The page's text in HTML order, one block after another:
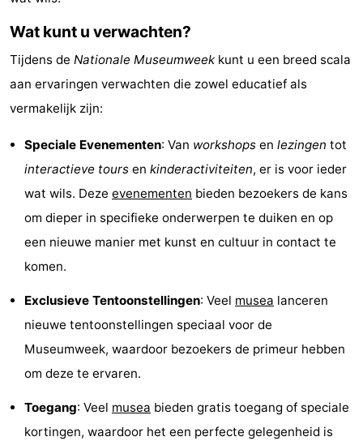
van
Haamstede
Valleien
Wijde
Blick
-
Zeeuwse
-
Hof
Haamstede
minutes
Strand
doen
Bezienswaardigheden
Monumenten
Uitkijkpunten
Attracties
Wat kunt u verwachten?
Tijdens de Nationale Museumweek kunt u een breed scala
aan ervaringen verwachten die zowel educatief als
vermakelijk zijn:
Speciale Evenementen: Van workshops en lezingen tot
interactieve tours en kinderactiviteiten, er is voor ieder
wat wils. Deze evenementen bieden bezoekers de kans
om dieper in specifieke onderwerpen te duiken en op
een nieuwe manier met kunst en cultuur in contact te
komen.
Exclusieve Tentoonstellingen: Veel musea lanceren
nieuwe tentoonstellingen speciaal voor de
Museumweek, waardoor bezoekers de primeur hebben
om deze te ervaren.
Toegang: Veel musea bieden gratis toegang of speciale
kortingen, waardoor het een perfecte gelegenheid is